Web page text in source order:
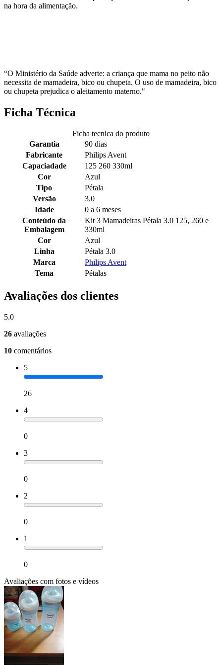
na hora da alimentação.
“O Ministério da Saúde adverte: a criança que mama no peito não
necessita de mamadeira, bico ou chupeta. O uso de mamadeira, bico
ou chupeta prejudica o aleitamento materno."
Ficha Técnica
Ficha tecnica do produto
Garantia
90 dias
Fabricante
Philips Avent
Capaciadade
125 260 330ml
Cor
Azul
Tipo
Pétala
Versão
3.0
Idade
0 a 6 meses
Conteúdo da
Embalagem
Kit 3 Mamadeiras Pétala 3.0 125, 260 e
330ml
Cor
Azul
Linha
Pétala 3.0
Marca
Philips Avent
Tema
Pétalas
Avaliações dos clientes
5.0
26 avaliações
10 comentários
5
26
4
0
3
0
2
0
1
0
Avaliações com fotos e vídeos